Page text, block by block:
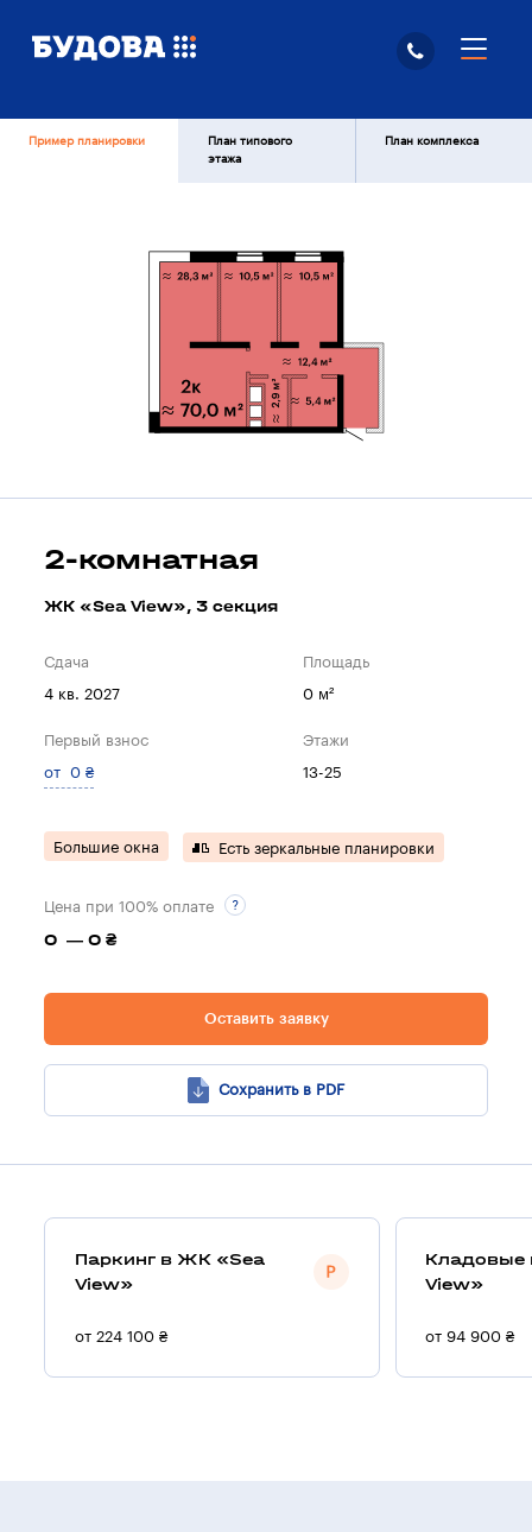
Пример планировки
План типового
этажа
План комплекса
2-комнатная
ЖК «Sea View», 3 секция
Сдача
4 кв. 2027
Площадь
0 м²
Первый взнос
от 0 ₴
Этажи
13-25
Большие окна Есть зеркальные планировки
Цена при 100% оплате
0 — 0 ₴
Оставить заявку
Сохранить в PDF
Паркинг в ЖК «Sea
View»
от 224 100 ₴
Кладовые
View»
от 94 900 ₴